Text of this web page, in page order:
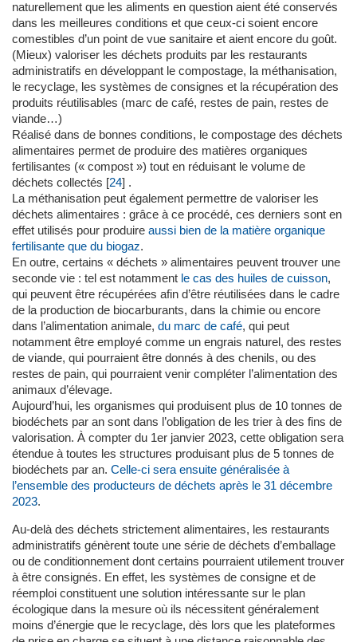
naturellement que les aliments en question aient été conservés
dans les meilleures conditions et que ceux-ci soient encore
comestibles d’un point de vue sanitaire et aient encore du goût.
(Mieux) valoriser les déchets produits par les restaurants
administratifs en développant le compostage, la méthanisation,
le recyclage, les systèmes de consignes et la récupération des
produits réutilisables (marc de café, restes de pain, restes de
viande…)
Réalisé dans de bonnes conditions, le compostage des déchets
alimentaires permet de produire des matières organiques
fertilisantes (« compost ») tout en réduisant le volume de
déchets collectés [24] .
La méthanisation peut également permettre de valoriser les
déchets alimentaires : grâce à ce procédé, ces derniers sont en
effet utilisés pour produire aussi bien de la matière organique
fertilisante que du biogaz.
En outre, certains « déchets » alimentaires peuvent trouver une
seconde vie : tel est notamment le cas des huiles de cuisson,
qui peuvent être récupérées afin d’être réutilisées dans le cadre
de la production de biocarburants, dans la chimie ou encore
dans l’alimentation animale, du marc de café, qui peut
notamment être employé comme un engrais naturel, des restes
de viande, qui pourraient être donnés à des chenils, ou des
restes de pain, qui pourraient venir compléter l’alimentation des
animaux d’élevage.
Aujourd’hui, les organismes qui produisent plus de 10 tonnes de
biodéchets par an sont dans l’obligation de les trier à des fins de
valorisation. À compter du 1er janvier 2023, cette obligation sera
étendue à toutes les structures produisant plus de 5 tonnes de
biodéchets par an. Celle-ci sera ensuite généralisée à
l’ensemble des producteurs de déchets après le 31 décembre
2023.
Au-delà des déchets strictement alimentaires, les restaurants
administratifs génèrent toute une série de déchets d’emballage
ou de conditionnement dont certains pourraient utilement trouver
à être consignés. En effet, les systèmes de consigne et de
réemploi constituent une solution intéressante sur le plan
écologique dans la mesure où ils nécessitent généralement
moins d’énergie que le recyclage, dès lors que les plateformes